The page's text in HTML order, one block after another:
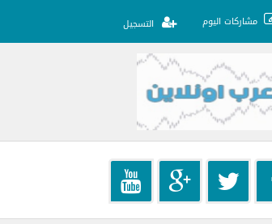
مشاركات اليوم التسجيل